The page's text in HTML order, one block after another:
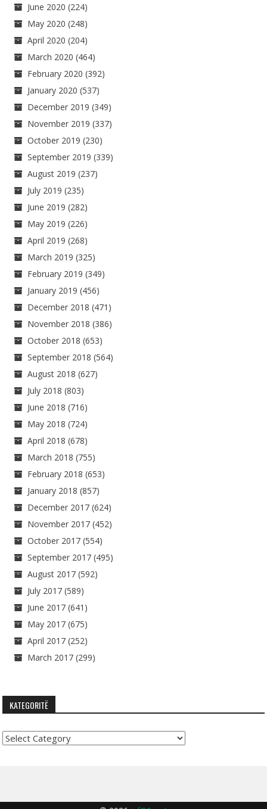
June 2020 (224)
May 2020 (248)
April 2020 (204)
March 2020 (464)
February 2020 (392)
January 2020 (537)
December 2019 (349)
November 2019 (337)
October 2019 (230)
September 2019 (339)
August 2019 (237)
July 2019 (235)
June 2019 (282)
May 2019 (226)
April 2019 (268)
March 2019 (325)
February 2019 (349)
January 2019 (456)
December 2018 (471)
November 2018 (386)
October 2018 (653)
September 2018 (564)
August 2018 (627)
July 2018 (803)
June 2018 (716)
May 2018 (724)
April 2018 (678)
March 2018 (755)
February 2018 (653)
January 2018 (857)
December 2017 (624)
November 2017 (452)
October 2017 (554)
September 2017 (495)
August 2017 (592)
July 2017 (589)
June 2017 (641)
May 2017 (675)
April 2017 (252)
March 2017 (299)
KATEGORITË
Kategoritë